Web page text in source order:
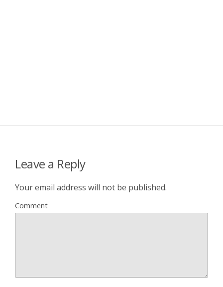
Leave a Reply
Your email address will not be published.
Comment